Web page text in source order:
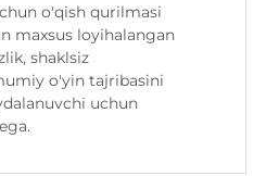
o'qish qurilmasi
maxsus loyihalangan
shaklsiz
o'yin tajribasini
uchun